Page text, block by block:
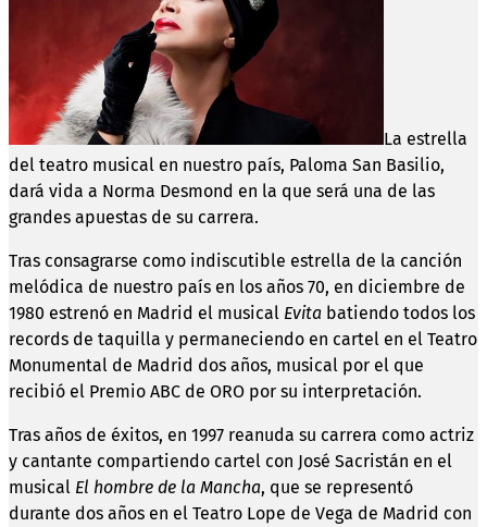
La estrella
del teatro musical en nuestro país, Paloma San Basilio,
dará vida a Norma Desmond en la que será una de las
grandes apuestas de su carrera.
Tras consagrarse como indiscutible estrella de la canción
melódica de nuestro país en los años 70, en diciembre de
1980 estrenó en Madrid el musical Evita batiendo todos los
records de taquilla y permaneciendo en cartel en el Teatro
Monumental de Madrid dos años, musical por el que
recibió el Premio ABC de ORO por su interpretación.
Tras años de éxitos, en 1997 reanuda su carrera como actriz
y cantante compartiendo cartel con José Sacristán en el
musical El hombre de la Mancha, que se representó
durante dos años en el Teatro Lope de Vega de Madrid con